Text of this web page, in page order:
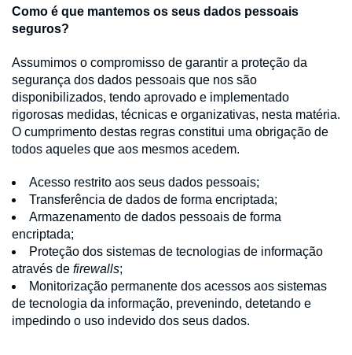
Como é que mantemos os seus dados pessoais
seguros?
Assumimos o compromisso de garantir a proteção da
segurança dos dados pessoais que nos são
disponibilizados, tendo aprovado e implementado
rigorosas medidas, técnicas e organizativas, nesta matéria.
O cumprimento destas regras constitui uma obrigação de
todos aqueles que aos mesmos acedem.
Acesso restrito aos seus dados pessoais;
Transferência de dados de forma encriptada;
Armazenamento de dados pessoais de forma
encriptada;
Proteção dos sistemas de tecnologias de informação
através de firewalls;
Monitorização permanente dos acessos aos sistemas
de tecnologia da informação, prevenindo, detetando e
impedindo o uso indevido dos seus dados.